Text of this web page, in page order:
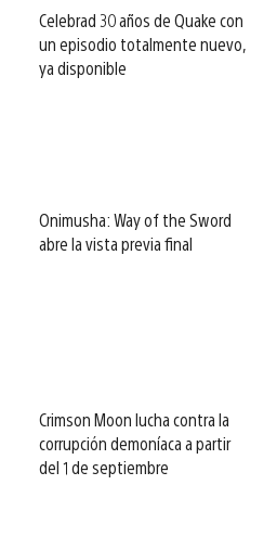
Celebrad 30 años de Quake con
un episodio totalmente nuevo,
ya disponible
Onimusha: Way of the Sword
abre la vista previa final
Crimson Moon lucha contra la
corrupción demoníaca a partir
del 1 de septiembre